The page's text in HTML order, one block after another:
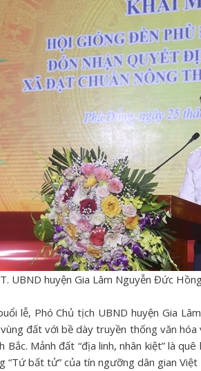
UBND huyện Gia Lâm Nguyễn Đức
lễ, Phó Chủ tịch UBND huyện Gia
đất với bề dày truyền thống văn
Bắc. Mảnh đất “địa linh, nhân kiệt” là
“Tứ bất tử” của tín ngưỡng dân gian Việt